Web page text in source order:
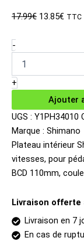
17.99€ Le
13.85€LeTTC
-
de
Plateau
intérieur
Shimano
FC-
5800
34
dents
+
Ajouter
UGS : Y1PH34010
Marque : Shimano
Plateau intérieur
vitesses, pour
BCD 110mm,
Livraison offerte
Livraison en 7
En cas de